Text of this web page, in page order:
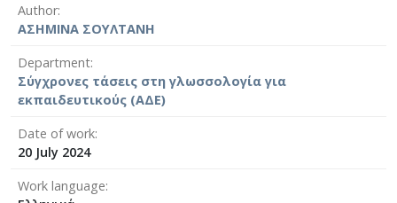
Author
ΑΣΗΜΙΝΑ ΣΟΥΛΤΑΝΗ
Department
Σύγχρονες τάσεις στη γλωσσολογία για
εκπαιδευτικούς (ΑΔΕ)
Date of work
20 July 2024
Work language